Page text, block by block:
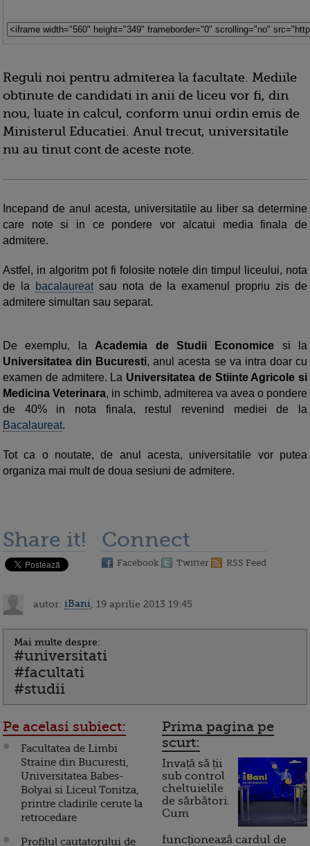
Reguli noi pentru admiterea la facultate. Mediile
obtinute de candidati in anii de liceu vor fi, din
nou, luate in calcul, conform unui ordin emis de
Ministerul Educatiei. Anul trecut, universitatile
nu au tinut cont de aceste note.
Incepand de anul acesta, universitatile au liber sa determine
care note si in ce pondere vor alcatui media finala de
admitere.
Astfel, in algoritm pot fi folosite notele din timpul liceului, nota
de la
bacalaureatsau nota de la examenul propriu zis de
admitere simultan sau separat.
De exemplu, la Academia de Studii Economice si la
Universitatea din Bucuresti, anul acesta se va intra doar cu
examen de admitere. La Universitatea de Stiinte Agricole si
Medicina Veterinara, in schimb, admiterea va avea o pondere
de 40% in nota finala, restul revenind mediei de la
Bacalaureat.
Tot ca o noutate, de anul acesta, universitatile vor putea
organiza mai mult de doua sesiuni de admitere.
Share it! Connect
Facebook Twitter RSS Feed
autor: iBani , 19 aprilie 2013 19:45
Mai multe despre:
#universitati
#facultati
#studii
Pe acelasi subiect:
Facultatea de Limbi
Straine din Bucuresti,
Universitatea Babes-
Bolyai si Liceul Tonitza,
printre cladirile cerute la
retrocedare
Profilul cautatorului de
Prima pagina pe
scurt:
Invață să ții
sub control
cheltuielile
de sărbători.
Cum
funcționează cardul de